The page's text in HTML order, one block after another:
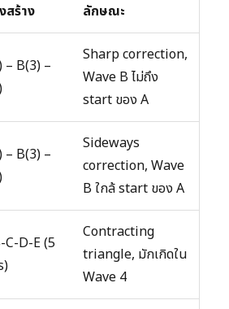
สร้าง ลักษณะ
– B(3) –
Sharp correction,
Wave B ไม่ถึง
start ของ A
– B(3) –
Sideways
correction, Wave
B ใกล้ start ของ A
C-D-E (5
Contracting
triangle, มักเกิดใน
Wave 4